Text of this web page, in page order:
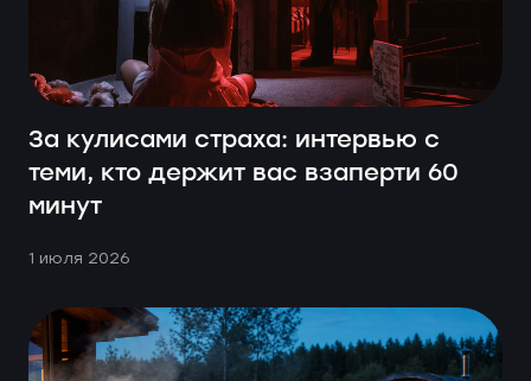
– Как ты узнала про
квест-индустрию? Что
сподвигло пойти
работать на квест?
Всё началось с обычного похода на квест в
качестве игрока. Я настолько впечатлилась
За кулисами страха: интервью с
теми, кто держит вас взаперти 60
минут
1 июля 2026